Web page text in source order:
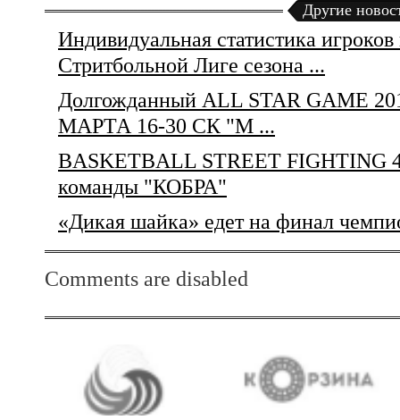
Другие
Индивидуальная статистика
Стритбольной Лиге сезона ...
Долгожданный ALL STAR GAME
МАРТА 16-30 СК "М ...
BASKETBALL STREET FIGHTING
команды "КОБРА"
«Дикая шайка» едет на финал
Comments are disabled